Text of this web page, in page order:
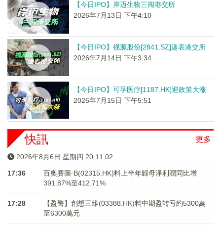
【今日IPO】岸迈生物三闯港交所
2026年7月13日 下午4:10
【今日IPO】视源股份[2841.SZ]递表港交所
2026年7月14日 下午3:34
【今日IPO】可孚医疗[1187.HK]迎政策大涨
2026年7月15日 下午5:51
更多
快訊
2026年8月6日 星期四 20:11:03
17:36
百奧賽圖-B(02315.HK)料上半年歸母淨利潤同比增
391.87%至412.71%
17:28
【盈警】創想三維(03388.HK)料中期盈转亏約5300萬
至6300萬元